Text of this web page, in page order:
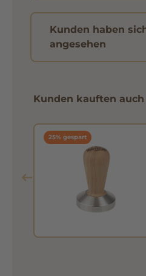
Kunden haben
angesehen
Kunden kauften auch
25% gespart